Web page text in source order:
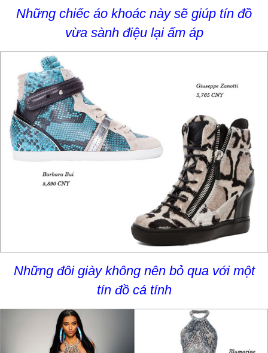
Những chiếc áo khoác này sẽ giúp tín đồ
vừa sành điệu lại ấm áp
Những đôi giày không nên bỏ qua với một
tín đồ cá tính